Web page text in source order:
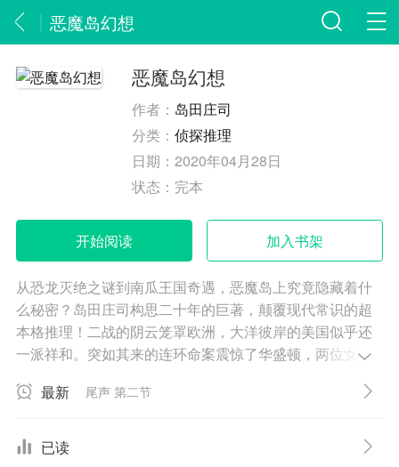
恶魔岛幻想
恶魔岛幻想
作者： 岛田庄司
分类：侦探推理
日期：2020年04月28日
状态： 完本
开始阅读 加入书架
从恐龙灭绝之谜到南瓜王国奇遇，恶魔岛上究竟隐藏着什
么秘密？岛田庄司构思二十年的巨著，颠覆现代常识的超
本格推理！二战的阴云笼罩欧洲，大洋彼岸的美国似乎还
一派祥和。突如其来的连环命案震惊了华盛顿，两位女性
学研究及恐龙灭亡之谜有关……在全美安保最严密的监狱
逃犯似乎就要看到胜利的曙光，其中的一位阴差阳错地进
最新 尾声 第二节
已读